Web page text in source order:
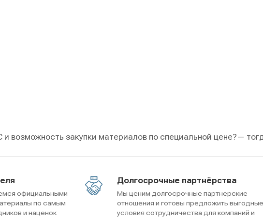
возможность закупки материалов по специальной цене?—
официальными
по самым
и наценок
Долгосрочные партнёрства
Мы ценим долгосрочные партнерские
отношения и готовы предложить выгодные
условия сотрудничества для компаний и